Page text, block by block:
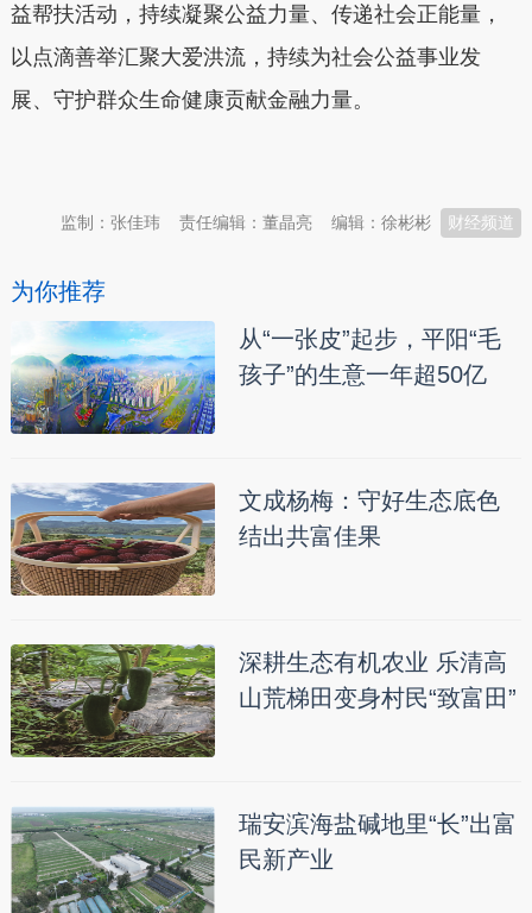
益帮扶活动，持续凝聚公益力量、传递社会正能量，
以点滴善举汇聚大爱洪流，持续为社会公益事业发
展、守护群众生命健康贡献金融力量。
财经频道
编辑：徐彬彬
责任编辑：董晶亮
监制：张佳玮
为你推荐
从“一张皮”起步，平阳“毛
孩子”的生意一年超50亿
文成杨梅：守好生态底色
结出共富佳果
深耕生态有机农业 乐清高
山荒梯田变身村民“致富田”
瑞安滨海盐碱地里“长”出富
民新产业